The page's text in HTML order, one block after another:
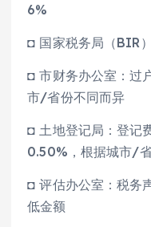
6%
◘ 国家税务局（BIR
◘ 市财务办公室：过
市/省份不同而异
◘ 土地登记局：登记
0.50%，根据城市/
◘ 评估办公室：税务
低金额